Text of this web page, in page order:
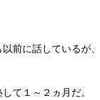
前に話しているが、
て１～２ヵ月だ。